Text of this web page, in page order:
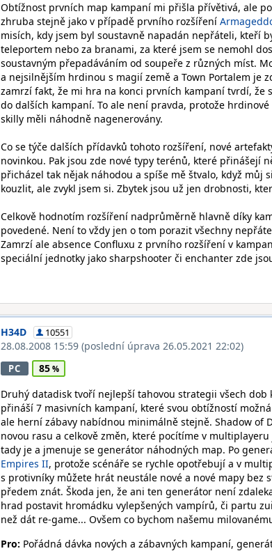
Obtížnost prvních map kampaní mi přišla přívětivá, ale
zhruba stejně jako v případě prvního rozšíření
misích, kdy jsem byl soustavně napadán nepřáteli, kteří
teleportem nebo za branami, za které jsem se nemohl
soustavným přepadáváním od soupeře z různých míst.
a nejsilnějším hrdinou s magií země a Town Portalem je
zamrzí fakt, že mi hra na konci prvních kampaní tvrdí, že
do dalších kampaní. To ale není pravda, protože
skilly měli náhodně nagenerovány.
Co se týče dalších přídavků tohoto rozšíření, nové
novinkou. Pak jsou zde nové typy terénů, které přinášejí
přicházel tak nějak náhodou a spíše mě štvalo, když můj
kouzlit, ale zvykl jsem si. Zbytek jsou už jen drobnosti,
Celkově hodnotím rozšíření nadprůměrně hlavně díky
povedené. Není to vždy jen o tom porazit všechny
Zamrzí ale absence Confluxu z prvního rozšíření v
speciální jednotky jako sharpshooter či enchanter zde
H34D 10551
28.08.2008 15:59 (poslední úprava 26.05.2021 22:02)
PC
85
Druhý datadisk tvoří nejlepší tahovou strategii všech dob
přináší 7 masivních kampaní, které svou obtížností
ale herní zábavy nabídnou minimálně stejně. Shadow of
novou rasu a celkově změn, které pocítíme v
tady je a jmenuje se generátor náhodných map. Po
Empires II, protože scénáře se rychle opotřebují a v
s protivníky můžete hrát neustále nové a nové mapy bez
předem znát. Škoda jen, že ani ten generátor není
hrad postavit hromádku vylepšených vampírů, či partu
než dát re-game... Ovšem co bychom našemu
Pro: Pořádná dávka nových a zábavných kampaní,